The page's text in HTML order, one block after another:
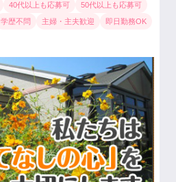
40代以上も応募可
50代以上も応募可
学歴不問 主婦・主夫歓迎
即日勤務OK